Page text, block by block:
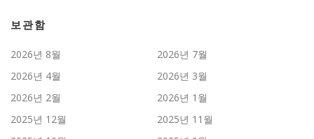
보관함
2026년 8월
2026년 7월
2026년 4월
2026년 3월
2026년 2월
2026년 1월
2025년 12월
2025년 11월